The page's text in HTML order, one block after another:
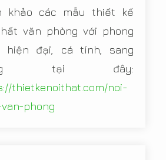
khảo các mẫu thiết kế
văn phòng với phong
hiện đại, cá tính, sang
tại đây:
thietkenoithat.com/noi-
phong